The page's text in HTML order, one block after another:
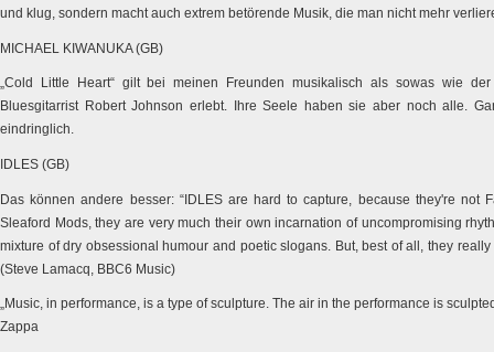
und klug, sondern macht auch extrem betörende Musik, die man nicht mehr
MICHAEL KIWANUKA (GB)
„Cold Little Heart“ gilt bei meinen Freunden musikalisch als sowas wie
Bluesgitarrist Robert Johnson erlebt. Ihre Seele haben sie aber noch alle.
eindringlich.
IDLES (GB)
Das können andere besser: “IDLES are hard to capture, because they're not
Sleaford Mods, they are very much their own incarnation of uncompromising
mixture of dry obsessional humour and poetic slogans. But, best of all, they
(Steve Lamacq, BBC6 Music)
„Music, in performance, is a type of sculpture. The air in the performance is
Zappa